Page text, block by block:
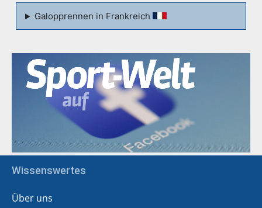
Galopprennen in Frankreich
Wissenswertes
Über uns